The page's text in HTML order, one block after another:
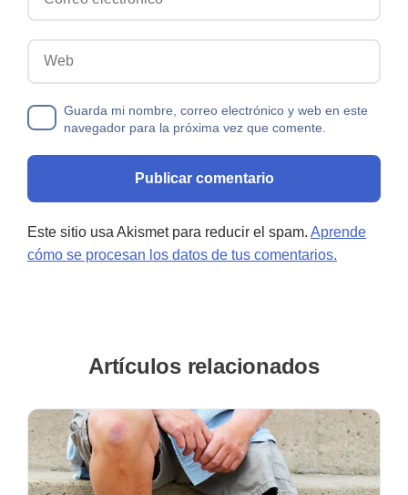
Guarda mi nombre, correo electrónico y web en este
navegador para la próxima vez que comente.
Este sitio usa Akismet para reducir el spam. Aprende
cómo se procesan los datos de tus comentarios.
Artículos relacionados